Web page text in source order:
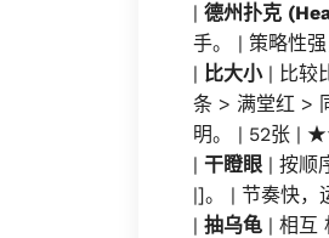
| 德州扑克
手。 | 策略性
| 比大小| 比较
条 > 满堂红 >
明。 | 52张
| 干瞪眼 | 按顺
|]。 | 节奏快
| 抽乌龟 | 相互